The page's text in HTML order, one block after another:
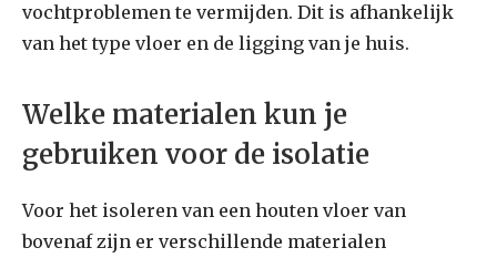
vochtproblemen te vermijden. Dit is afhankelijk
van het type vloer en de ligging van je huis.
Welke materialen kun je
gebruiken voor de isolatie
Voor het isoleren van een houten vloer van
bovenaf zijn er verschillende materialen